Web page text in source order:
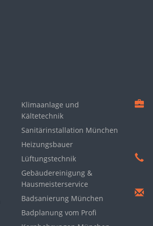
Klimaanlage und
Kältetechnik
Sanitärinstallation München
Heizungsbauer
Lüftungstechnik
Gebäudereinigung &
Hausmeisterservice
Badsanierung München
Badplanung vom Profi